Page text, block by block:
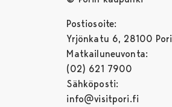
Postiosoite:
Yrjönkatu 6, 28100 Pori
Matkailuneuvonta:
(02) 621 7900
Sähköposti:
info@visitpori.fi